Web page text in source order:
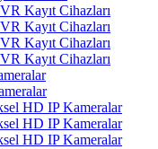
Kayıt Cihazları
Kayıt Cihazları
Kayıt Cihazları
Kayıt Cihazları
HD IP Kameralar
HD IP Kameralar
HD IP Kameralar